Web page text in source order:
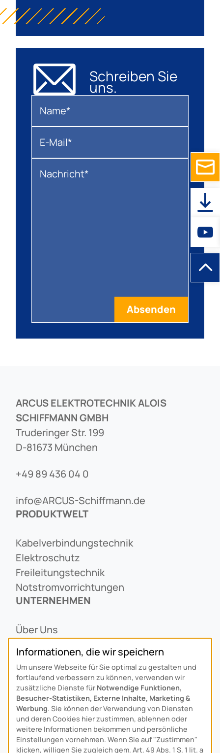
Schreiben Sie
uns.
ARCUS ELEKTROTECHNIK ALOIS
SCHIFFMANN GMBH
Truderinger Str. 199
D-81673 München
+49 89 436 04 0
info@ARCUS-Schiffmann.de
PRODUKTWELT
Kabelverbindungstechnik
Elektroschutz
Freileitungstechnik
Notstromvorrichtungen
UNTERNEHMEN
Über Uns
Alois Schiffmann Stiftung
Allgemeine Lieferbedingungen
Arcus Niederlande: Bedrijfsgegevens
KONTAKT
Anfahrt
Kontaktformular
Informationen, die wir speichern
Um unsere Webseite für Sie optimal zu gestalten und
fortlaufend verbessern zu können, verwenden wir
zusätzliche Dienste für Notwendige Funktionen,
Besucher-Statistiken, Externe Inhalte, Marketing &
Werbung. Sie können der Verwendung von Diensten
und deren Cookies hier zustimmen, ablehnen oder
weitere Informationen bekommen und persönliche
Einstellungen vornehmen. Wenn Sie auf "Zustimmen"
klicken, willigen Sie zugleich gem. Art. 49 Abs. 1 S. 1 lit. a